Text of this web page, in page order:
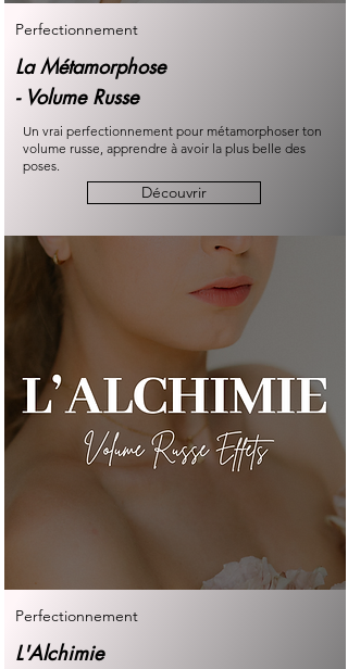
Perfectionnement
La Métamorphose
- Volume Russe
Un vrai perfectionnement pour métamorphoser ton
volume russe, apprendre à avoir la plus belle des
poses.
Découvrir
Perfectionnement
L'Alchimie